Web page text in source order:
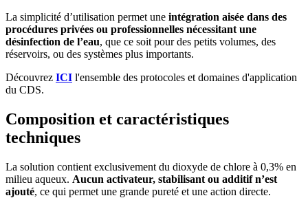
La simplicité d’utilisation permet une intégration aisée dans des
procédures privées ou professionnelles nécessitant une
désinfection de l’eau, que ce soit pour des petits volumes, des
réservoirs, ou des systèmes plus importants.
Découvrez ICI l'ensemble des protocoles et domaines d'application
du CDS.
Composition et caractéristiques
techniques
La solution contient exclusivement du dioxyde de chlore à 0,3% en
milieu aqueux. Aucun activateur, stabilisant ou additif n’est
ajouté, ce qui permet une grande pureté et une action directe.